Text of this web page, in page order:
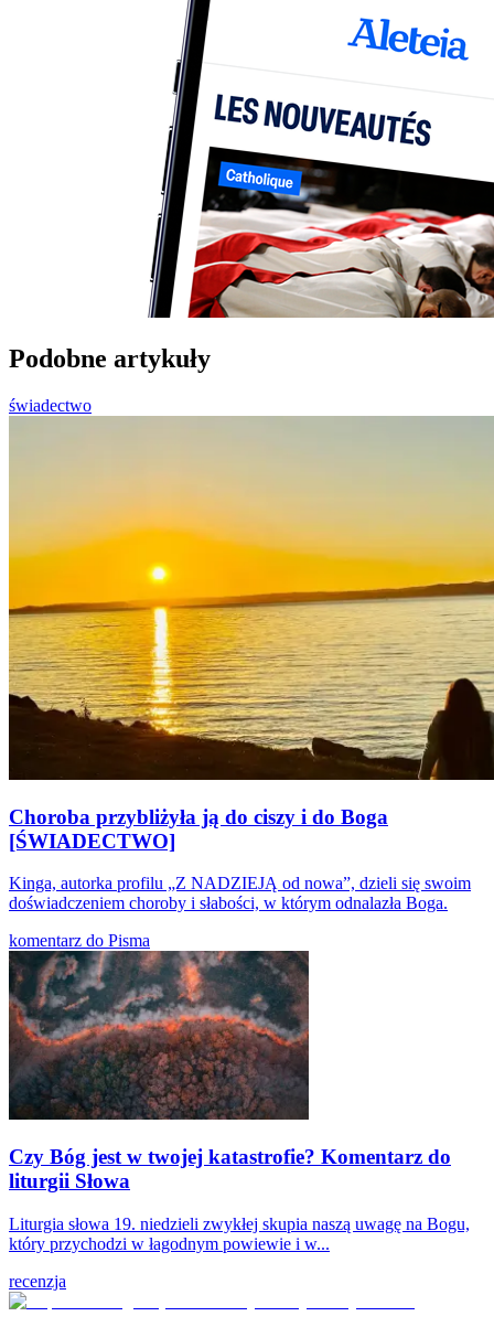
Podobne artykuły
świadectwo
Choroba przybliżyła ją do ciszy i do Boga
[ŚWIADECTWO]
Kinga, autorka profilu „Z NADZIEJĄ od nowa”, dzieli się swoim
doświadczeniem choroby i słabości, w którym odnalazła Boga.
komentarz do Pisma
Czy Bóg jest w twojej katastrofie? Komentarz do
liturgii Słowa
Liturgia słowa 19. niedzieli zwykłej skupia naszą uwagę na Bogu,
który przychodzi w łagodnym powiewie i w...
recenzja